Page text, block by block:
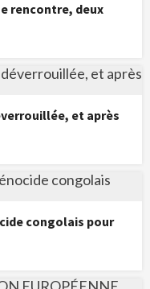
rencontre, deux
et après
congolais pour